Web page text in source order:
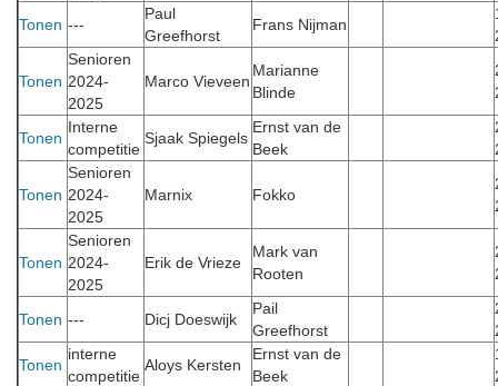
Tonen ---
Paul
Greefhorst
Frans Nijman
Tonen
Senioren
2024-
2025
Marco Vieveen
Marianne
Blinde
Tonen
Interne
competitie
Sjaak Spiegels
Ernst van de
Beek
Tonen
Senioren
2024-
2025
Marnix Fokko
Tonen
Senioren
2024-
2025
Erik de Vrieze
Mark van
Rooten
Tonen --- Dicj Doeswijk
Pail
Greefhorst
Tonen
interne
competitie
Aloys Kersten
Ernst van de
Beek